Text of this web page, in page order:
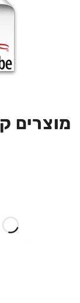
מוצרים